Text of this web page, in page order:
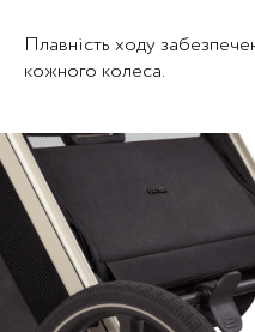
Плавність ходу
кожного колеса.